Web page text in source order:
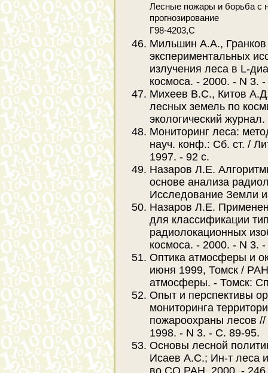
Лесные пожары и борьба с
прогнозирование
Г98-4203,С
Мильшин А.А., Гранков
экспериментальных
излучения леса в L-
космоса. - 2000. - N 3.
Михеев В.С., Китов
лесных земель по
экологический
Мониторинг леса:
науч. конф.: Сб. ст. /
1997. - 92 с.
Назаров Л.Е.
основе анализа
Исследование Земли
Назаров Л.Е.
для классификации
радиолокационных
космоса. - 2000. - N 3.
Оптика атмосферы и
июня 1999, Томск /
атмосферы. - Томск:
Опыт и перспективы
мониторинга
пожароохраны лесов
1998. - N 3. - С. 89-95.
Основы лесной
Исаев А.С.; Ин-т леса
во СО РАН, 2000. - 246